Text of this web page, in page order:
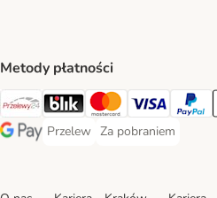
Metody płatności
Przelewy24 Payment Method
Blik Payment Method
MasterCard Payment
Visa Payment
PayPal
Google Pay Payment Method
Przelew
Przelew Payment Method
Za pobraniem
Za pobraniem